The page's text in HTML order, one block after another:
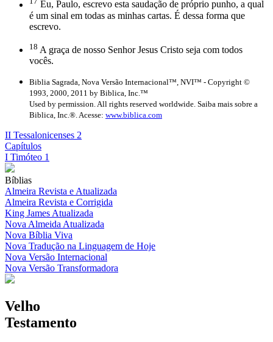
Eu, Paulo, escrevo esta saudação de próprio punho, a qual
é um sinal em todas as minhas cartas. É dessa forma que
escrevo.
18 A graça de nosso Senhor Jesus Cristo seja com todos
vocês.
Biblia Sagrada, Nova Versão Internacional™, NVI™ - Copyright ©
1993, 2000, 2011 by Biblica, Inc.™
Used by permission. All rights reserved worldwide. Saiba mais sobre a
Biblica, Inc.®. Acesse: www.biblica.com
II Tessalonicenses 2
Capítulos
I Timóteo 1
Bíblias
Almeira Revista e Atualizada
Almeira Revista e Corrigida
King James Atualizada
Nova Almeida Atualizada
Nova Bíblia Viva
Nova Tradução na Linguagem de Hoje
Nova Versão Internacional
Nova Versão Transformadora
Velho
Testamento